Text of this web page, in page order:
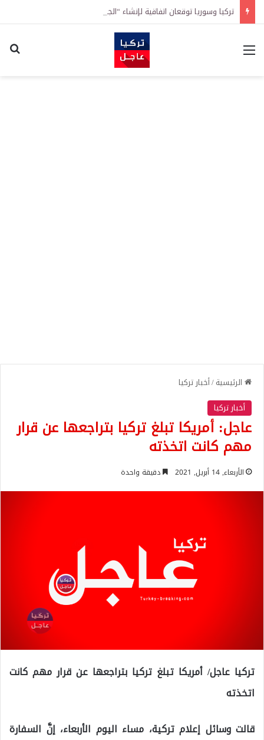
القائمة
الرئيسية/أخبار تركيا
أخبار تركيا
عاجل: أمريكا تبلغ تركيا بتراجعها عن قرار
مهم كانت اتخذته
الأربعاء, 14 أبريل, 2021 دقيقة واحدة
تركيا عاجل/ أمريكا تبلغ تركيا بتراجعها عن قرار مهم كانت
اتخذته
قالت وسائل إعلام تركية، مساء اليوم الأربعاء، إنَّ السفارة